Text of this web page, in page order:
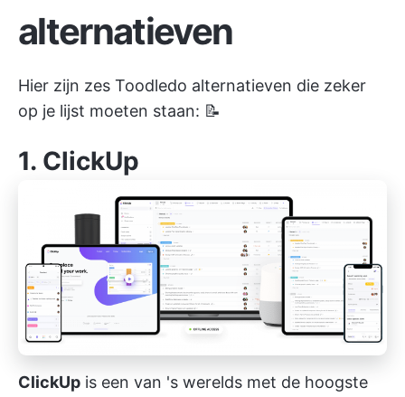
alternatieven
Hier zijn zes Toodledo alternatieven die zeker
op je lijst moeten staan: 📝
1. ClickUp
ClickUp is een van 's werelds met de hoogste